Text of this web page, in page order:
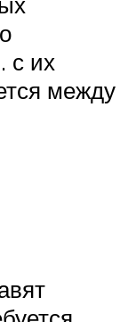
с их
между